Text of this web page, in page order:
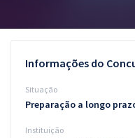
Conteúdo gratuito
Blog
Informações do
Situação
Preparação a longo
Instituição